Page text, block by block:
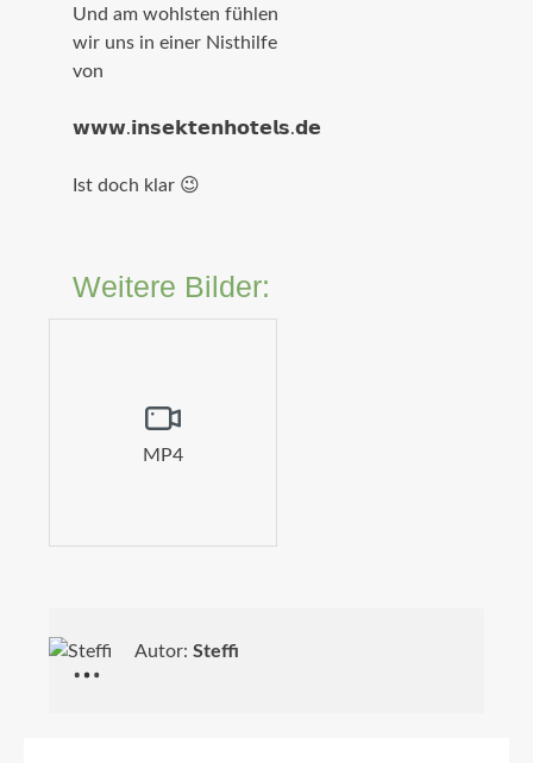
Und am wohlsten fühlen
wir uns in einer Nisthilfe
von⁣
𝘄𝘄𝘄.𝗶𝗻𝘀𝗲𝗸𝘁𝗲𝗻𝗵𝗼𝘁𝗲𝗹𝘀.𝗱𝗲⁣
Ist doch klar 😉
Weitere Bilder:
MP4
Autor: Steffi